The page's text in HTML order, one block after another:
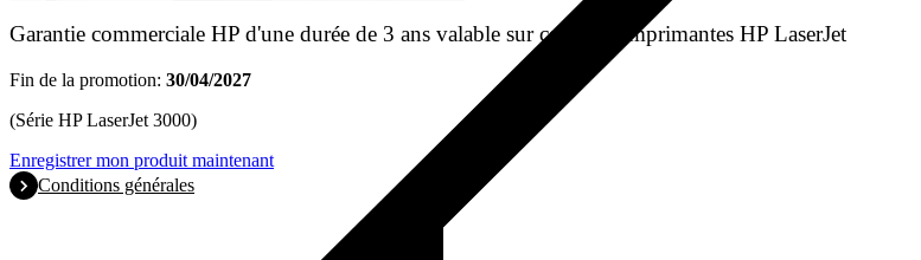
Garantie commerciale HP d'une durée de 3 ans valable sur certaines imprimantes HP LaserJet
Fin de la promotion: 30/04/2027
(Série HP LaserJet 3000)
Enregistrer mon produit maintenant
Conditions générales